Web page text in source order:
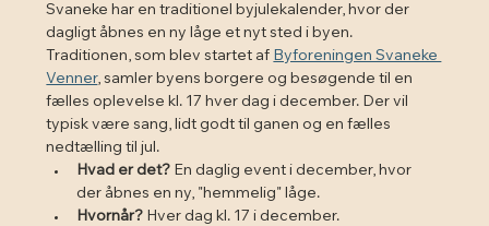
Svaneke har en traditionel byjulekalender, hvor der
dagligt åbnes en ny låge et nyt sted i byen.
Traditionen, som blev startet af Byforeningen Svaneke
Venner, samler byens borgere og besøgende til en
fælles oplevelse kl. 17 hver dag i december. Der vil
typisk være sang, lidt godt til ganen og en fælles
nedtælling til jul.
Hvad er det? En daglig event i december, hvor
der åbnes en ny, "hemmelig" låge.
Hvornår? Hver dag kl. 17 i december.